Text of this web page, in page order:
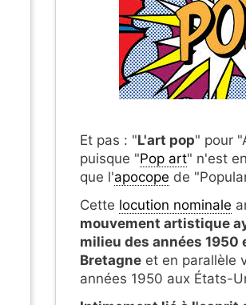
Et pas : "L'art pop" pour
puisque "Pop art" n'est
que l'apocope de
Cette locution nominale
mouvement artistique
milieu des années 1950
Bretagne et en parallèle
années 1950 aux États-